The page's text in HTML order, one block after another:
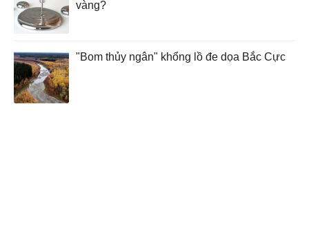
vàng?
"Bom thủy ngân" khổng lồ đe dọa Bắc Cực